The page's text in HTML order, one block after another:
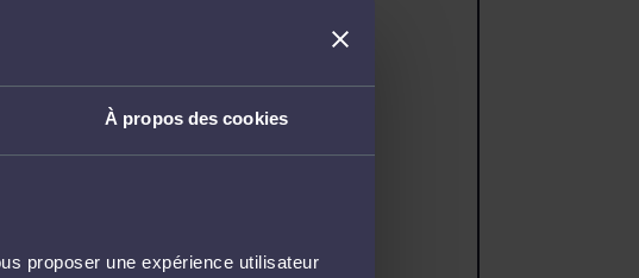
À propos des cookies
proposer une expérience utilisateur